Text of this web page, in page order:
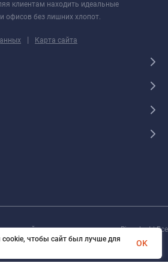
клиентам находить идеальные
офисов без лишних хлопот.
| Карта сайта
сантехники и электрики Rigaplast | Все
права защищены
чтобы сайт был лучше для
OK